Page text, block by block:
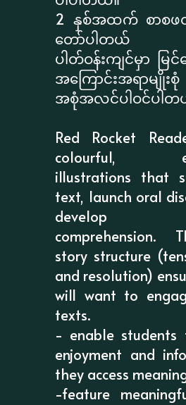
2 နှစ်အထက် စာစဖ
တော်ပါတယ်
ပါတ်ဝန်းကျင်မှာ မြ
အကြောင်းအရာမ
အစုံအလင်ပါဝင်ပါ
Red Rocket
colourful,
illustrations that
text, launch oral
develop
comprehension.
story structure
and resolution)
will want to
texts.
- enable
enjoyment and
they access
-feature